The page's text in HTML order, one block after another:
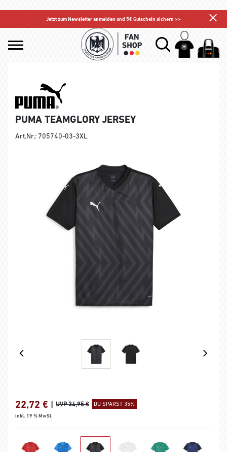
Jetzt zum Newsletter anmelden und 5€ Gutschein sichern >>
PUMA TEAMGLORY JERSEY
Art.Nr.: 705740-03-3XL
22,72 € | UVP 34,95 € DU SPARST 35%
inkl. 19 % MwSt.